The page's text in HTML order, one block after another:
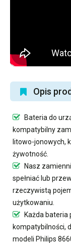
Opis
Bateria do
kompatybilny
litowo-jonowych,
żywotność.
Nasz
spełniać lub
rzeczywistą
użytkowaniu.
Każda
kompatybilności,
modeli Philips